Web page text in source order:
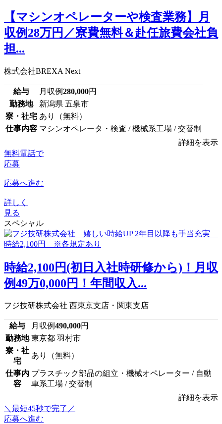
【マシンオペレーターや検査業務】月
収例28万円／寮費無料＆赴任旅費会社負
担...
株式会社BREXA Next
給与 月収例280,000円
勤務地
新潟県 五泉市
寮・社宅 あり（無料）
仕事内容 マシンオペレータ・検査 / 機械系工場 / 交替制
詳細を表示
無料電話で
応募
応募へ進む
詳しく
見る
スペシャル
時給2,100円(初日入社時研修から)！月収
例49万0,000円！年間収入...
フジ技研株式会社 西東京支店・関東支店
給与 月収例490,000円
勤務地 東京都 羽村市
寮・社
宅
あり（無料）
仕事内
容
プラスチック部品の組立・機械オペレーター / 自動
車系工場 / 交替制
詳細を表示
＼最短45秒で完了／
応募へ進む